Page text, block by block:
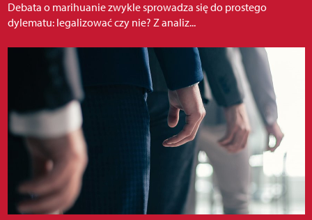
Debata o marihuanie zwykle sprowadza się do prostego
dylematu: legalizować czy nie? Z analiz...